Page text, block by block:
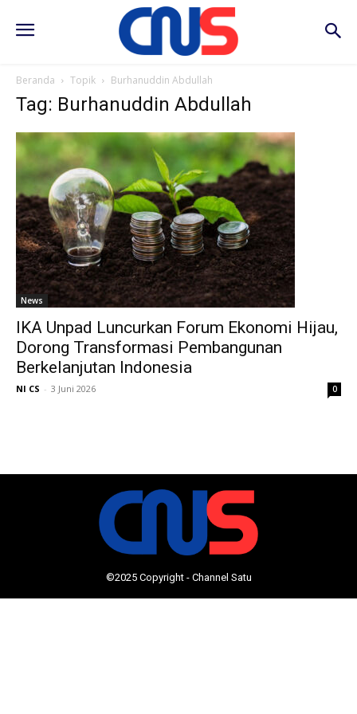
Beranda Topik Burhanuddin Abdullah
Tag: Burhanuddin Abdullah
News
IKA Unpad Luncurkan Forum Ekonomi Hijau,
Dorong Transformasi Pembangunan
Berkelanjutan Indonesia
NI CS - 3 Juni 2026 0
©2025 Copyright - Channel Satu